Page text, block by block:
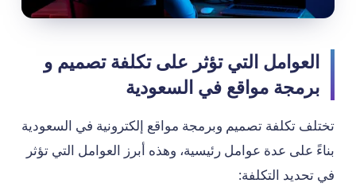
العوامل التي تؤثر على تكلفة تصميم و
برمجة مواقع في السعودية
تختلف تكلفة تصميم وبرمجة مواقع إلكترونية في السعودية
بناءً على عدة عوامل رئيسية، وهذه أبرز العوامل التي تؤثر
في تحديد التكلفة: